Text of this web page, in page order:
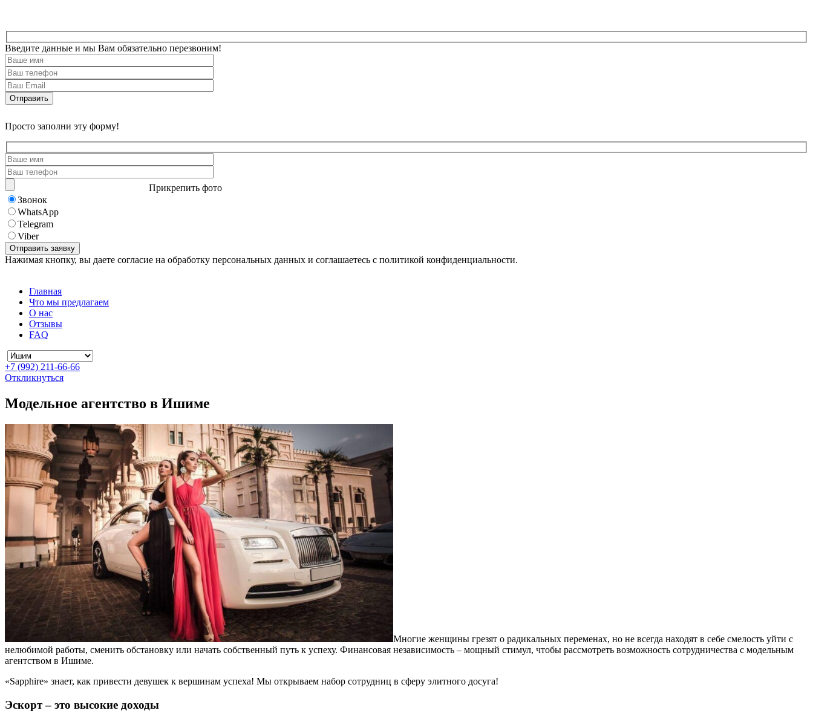
Введите данные и мы Вам обязательно перезвоним!
Просто заполни эту форму!
Прикрепить фото
Звонок
WhatsApp
Telegram
Viber
Нажимая кнопку, вы даете согласие на обработку персональных данных и соглашаетесь с политикой конфиденциальности.
Главная
Что мы предлагаем
О нас
Отзывы
FAQ
+7 (992) 211-66-66
Откликнуться
Модельное агентство в Ишиме
Многие женщины грезят о радикальных переменах, но не всегда находят в себе смелость уйти с
нелюбимой работы, сменить обстановку или начать собственный путь к успеху. Финансовая независимость – мощный стимул, чтобы рассмотреть возможность сотрудничества с модельным
агентством в Ишиме.
«Sapphire» знает, как привести девушек к вершинам успеха! Мы открываем набор сотрудниц в сферу элитного досуга!
Эскорт – это высокие доходы